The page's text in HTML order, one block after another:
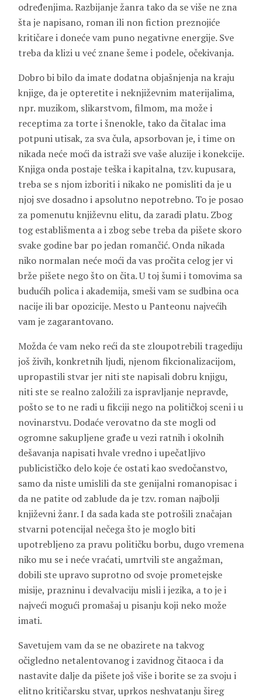
određenjima. Razbijanje žanra tako da se više ne zna
šta je napisano, roman ili non fiction preznojiće
kritičare i doneće vam puno negativne energije. Sve
treba da klizi u već znane šeme i podele, očekivanja.
Dobro bi bilo da imate dodatna objašnjenja na kraju
knjige, da je opteretite i neknjiževnim materijalima,
npr. muzikom, slikarstvom, filmom, ma može i
receptima za torte i šnenokle, tako da čitalac ima
potpuni utisak, za sva čula, apsorbovan je, i time on
nikada neće moći da istraži sve vaše aluzije i konekcije.
Knjiga onda postaje teška i kapitalna, tzv. kupusara,
treba se s njom izboriti i nikako ne pomisliti da je u
njoj sve dosadno i apsolutno nepotrebno. To je posao
za pomenutu književnu elitu, da zaradi platu. Zbog
tog establišmenta a i zbog sebe treba da pišete skoro
svake godine bar po jedan romančić. Onda nikada
niko normalan neće moći da vas pročita celog jer vi
brže pišete nego što on čita. U toj šumi i tomovima sa
budućih polica i akademija, smeši vam se sudbina oca
nacije ili bar opozicije. Mesto u Panteonu najvećih
vam je zagarantovano.
Možda će vam neko reći da ste zloupotrebili tragediju
još živih, konkretnih ljudi, njenom fikcionalizacijom,
upropastili stvar jer niti ste napisali dobru knjigu,
niti ste se realno založili za ispravljanje nepravde,
pošto se to ne radi u fikciji nego na političkoj sceni i u
novinarstvu. Dodaće verovatno da ste mogli od
ogromne sakupljene građe u vezi ratnih i okolnih
dešavanja napisati hvale vredno i upečatljivo
publicističko delo koje će ostati kao svedočanstvo,
samo da niste umislili da ste genijalni romanopisac i
da ne patite od zablude da je tzv. roman najbolji
književni žanr. I da sada kada ste potrošili značajan
stvarni potencijal nečega što je moglo biti
upotrebljeno za pravu političku borbu, dugo vremena
niko mu se i neće vraćati, umrtvili ste angažman,
dobili ste upravo suprotno od svoje prometejske
misije, prazninu i devalvaciju misli i jezika, a to je i
najveći mogući promašaj u pisanju koji neko može
imati.
Savetujem vam da se ne obazirete na takvog
očigledno netalentovanog i zavidnog čitaoca i da
nastavite dalje da pišete još više i borite se za svoju i
elitno kritičarsku stvar, uprkos neshvatanju šireg